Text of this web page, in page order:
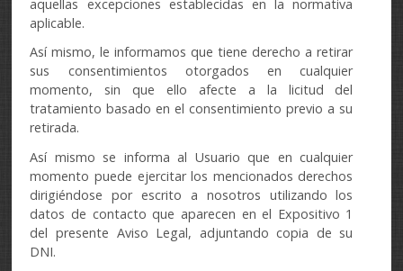
aquellas excepciones establecidas en la normativa
aplicable.
Así mismo, le informamos que tiene derecho a retirar
sus consentimientos otorgados en cualquier
momento, sin que ello afecte a la licitud del
tratamiento basado en el consentimiento previo a su
retirada.
Así mismo se informa al Usuario que en cualquier
momento puede ejercitar los mencionados derechos
dirigiéndose por escrito a nosotros utilizando los
datos de contacto que aparecen en el Expositivo 1
del presente Aviso Legal, adjuntando copia de su
DNI.